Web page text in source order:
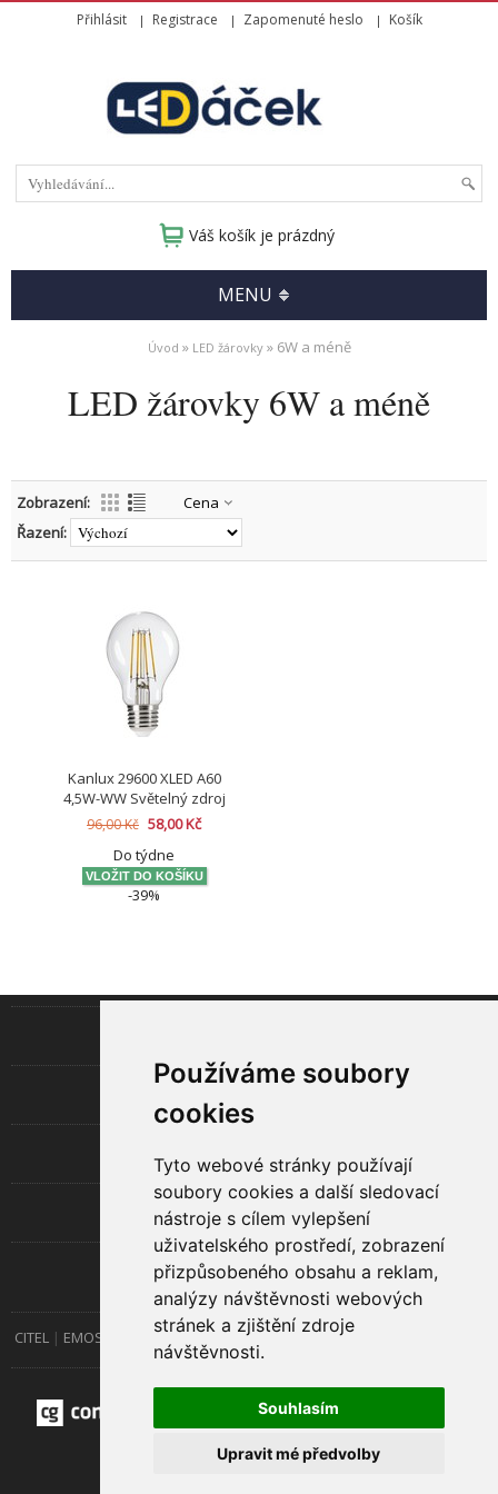
Používáme soubory
cookies
Tyto webové stránky používají
soubory cookies a další sledovací
nástroje s cílem vylepšení
uživatelského prostředí, zobrazení
přizpůsobeného obsahu a reklam,
analýzy návštěvnosti webových
stránek a zjištění zdroje
návštěvnosti.
Souhlasím
Upravit mé předvolby
Přihlásit Registrace Zapomenuté heslo Košík
Váš košík je prázdný
MENU
Úvod » LED žárovky» 6W a méně
LED žárovky 6W a méně
Zobrazení:
Cena
Řazení:
Kanlux 29600 XLED A60
4,5W-WW Světelný zdroj
LED
96,00 Kč 58,00 Kč
Do týdne
-39%
UŽITEČNÉ
O SPOLEČNOSTI
RYCHLÝ KONTAKT
CITEL EMOS EMOS Lighting Esolite GP Batteries
Rabalux
© 2026 HR link s.r.o.